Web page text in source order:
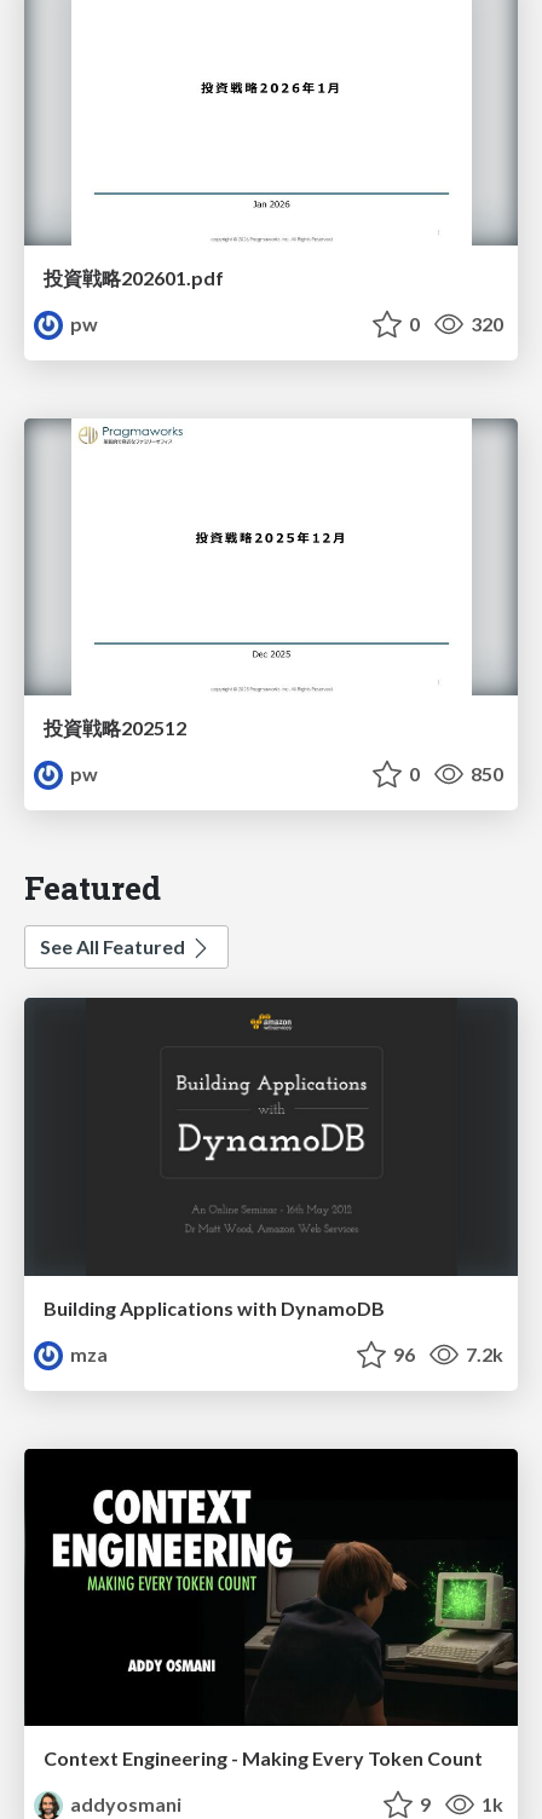
投資戦略202601.pdf
pw
0 320
投資戦略202512
pw
0 850
Featured
See All Featured
Building Applications with DynamoDB
mza
96 7.2k
Context Engineering - Making Every Token Count
addyosmani
9 1k